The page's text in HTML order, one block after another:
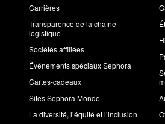
Carrières
Transparence de la chaîne
logistique
Sociétés affiliées
Événements spéciaux Sephora
Cartes-cadeaux
Sites Sephora Monde
La diversité, l’équité et l’inclusion